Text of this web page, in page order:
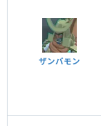
ザンバモン